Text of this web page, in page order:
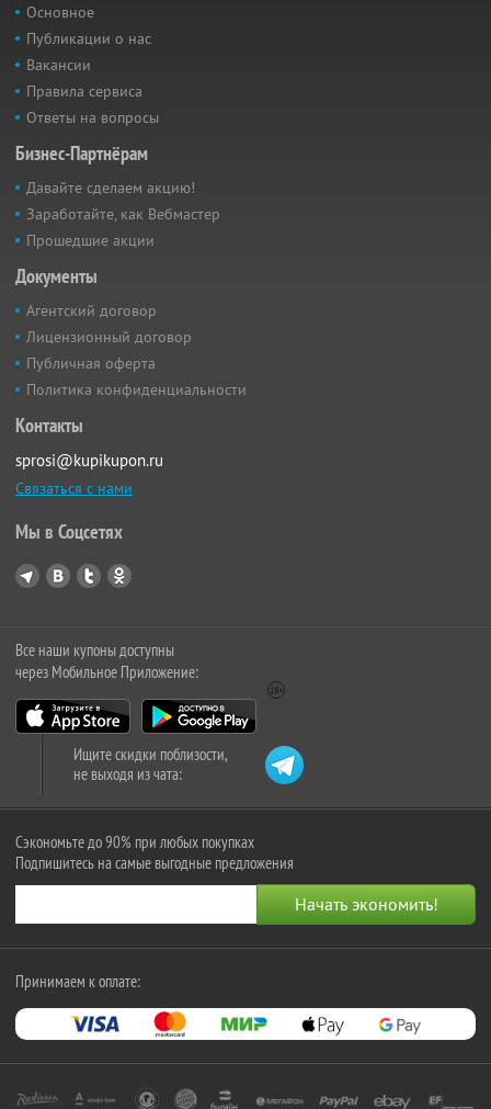
Основное
Публикации о нас
Вакансии
Правила сервиса
Ответы на вопросы
Бизнес-Партнёрам
Давайте сделаем акцию!
Заработайте, как Вебмастер
Прошедшие акции
Документы
Агентский договор
Лицензионный договор
Публичная оферта
Политика конфиденциальности
Контакты
sprosi@kupikupon.ru
Связаться с нами
Мы в Соцсетях
Все наши купоны доступны
через Мобильное Приложение:
Ищите скидки поблизости,
не выходя из чата:
Сэкономьте до 90% при любых покупках
Подпишитесь на самые выгодные предложения
Принимаем к оплате: